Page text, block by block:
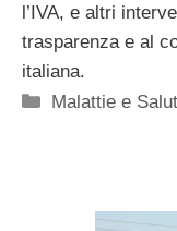
l’IVA, e altri
trasparenza e al
italiana.
Categorie
Malattie e